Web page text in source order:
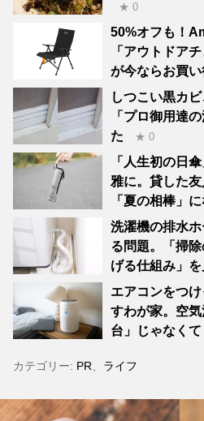
★ 0
50%オフも！
「アウトドア
が今ならお買い
しつこい黒カ
「プロ御用達
た
★ 0
「人生初の日
雅に。貸した
「夏の相棒」
洗濯機の排水
る問題。「掃
げる仕組み」
エアコンをつ
すわが家。空
台」じゃなく
カテゴリー: PR、 ライフ